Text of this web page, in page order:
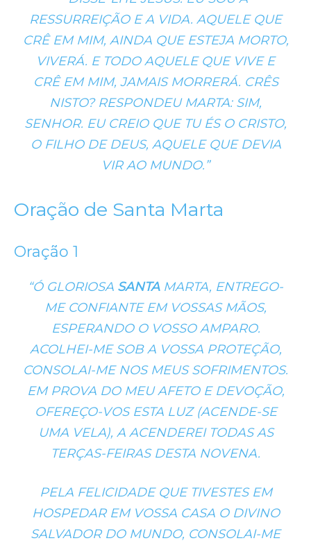
RESSURREIÇÃO E A VIDA. AQUELE QUE
CRÊ EM MIM, AINDA QUE ESTEJA MORTO,
VIVERÁ. E TODO AQUELE QUE VIVE E
CRÊ EM MIM, JAMAIS MORRERÁ. CRÊS
NISTO? RESPONDEU MARTA: SIM,
SENHOR. EU CREIO QUE TU ÉS O CRISTO,
O FILHO DE DEUS, AQUELE QUE DEVIA
VIR AO MUNDO.”
Oração de Santa Marta
Oração 1
“Ó GLORIOSA SANTAMARTA, ENTREGO-
ME CONFIANTE EM VOSSAS MÃOS,
ESPERANDO O VOSSO AMPARO.
ACOLHEI-ME SOB A VOSSA PROTEÇÃO,
CONSOLAI-ME NOS MEUS SOFRIMENTOS.
EM PROVA DO MEU AFETO E DEVOÇÃO,
OFEREÇO-VOS ESTA LUZ (ACENDE-SE
UMA VELA), A ACENDEREI TODAS AS
TERÇAS-FEIRAS DESTA NOVENA.
PELA FELICIDADE QUE TIVESTES EM
HOSPEDAR EM VOSSA CASA O DIVINO
SALVADOR DO MUNDO, CONSOLAI-ME